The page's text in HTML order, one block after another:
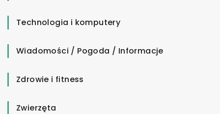
Technologia i komputery
Wiadomości / Pogoda / Informacje
Zdrowie i fitness
Zwierzęta